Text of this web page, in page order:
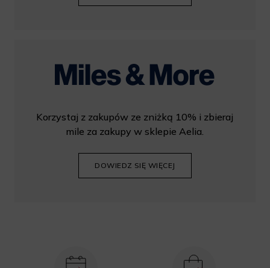
Korzystaj z zakupów ze zniżką 10% i zbieraj
mile za zakupy w sklepie Aelia.
DOWIEDZ SIĘ WIĘCEJ